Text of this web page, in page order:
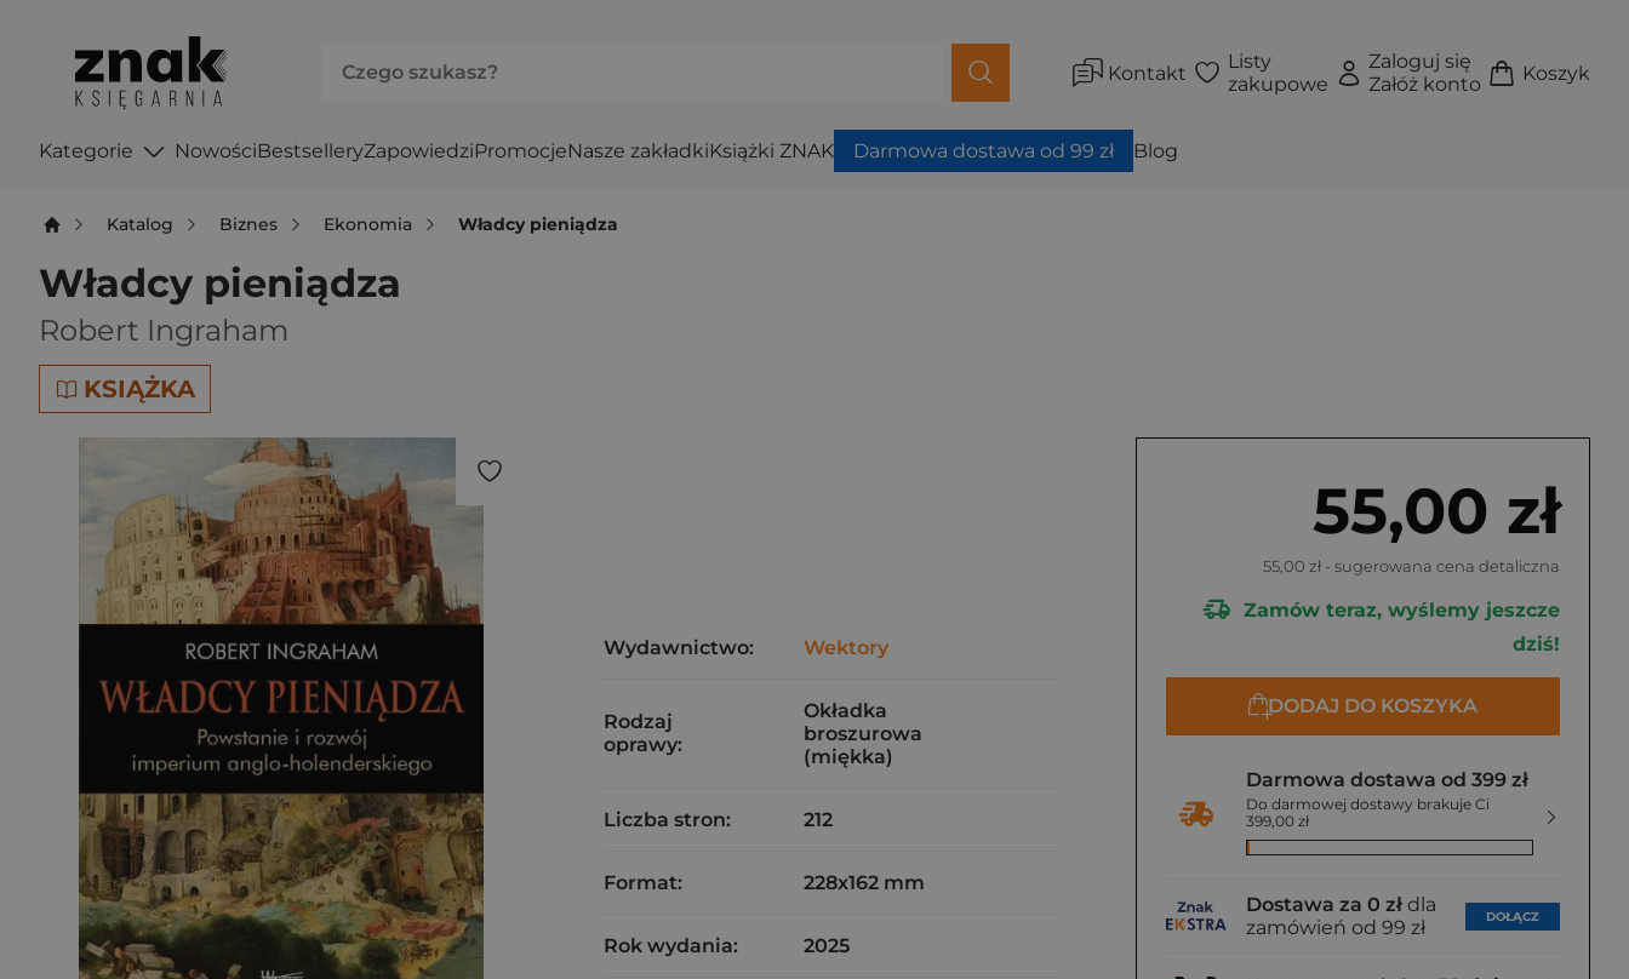
Kontakt
Listy
zakupowe
Zaloguj się
Załóż konto
Koszyk
Kategorie NowościBestselleryZapowiedziPromocjeNasze zakładkiKsiążki ZNAK Darmowa dostawa od 99 zł Blog
Katalog Biznes Ekonomia Władcy pieniądza
Władcy pieniądza
Robert Ingraham
KSIĄŻKA
55,00 zł
55,00 zł - sugerowana cena detaliczna
Zamów teraz, wyślemy jeszcze
dziś!
DODAJ DO KOSZYKA
Darmowa dostawa od 399 zł
Do darmowej dostawy brakuje Ci
399,00 zł
Dostawa za 0 zł dla
zamówień od 99 zł
DOŁĄCZ
Wydawnictwo: Wektory
Rodzaj
oprawy:
Okładka
broszurowa
(miękka)
Liczba stron: 212
Format: 228x162 mm
Rok wydania: 2025